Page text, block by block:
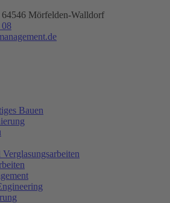
64546 Mörfelden-Walldorf
08
Bauen
Verglasungsarbeiten